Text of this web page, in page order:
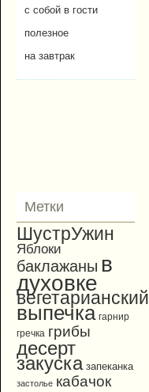
с собой в гости
полезное
на завтрак
Метки
ШустрУжин
Яблоки
баклажаны в
духовке
вегетарианский
выпечка гарнир
гречка грибы
десерт
закуска запеканка
застолье кабачок